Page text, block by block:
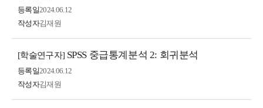
등록일2024.06.12
작성자김재원
[학술연구자] SPSS 중급통계분석 2: 회귀분석
등록일2024.06.12
작성자김재원